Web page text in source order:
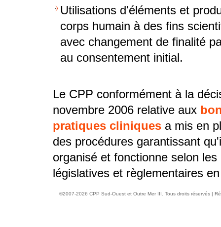
Utilisations d'éléments et
corps humain à des fins
avec changement de finalité
au consentement initial.
Le CPP conformément à la
novembre 2006 relative aux
pratiques cliniques a mis en
des procédures garantissant
organisé et fonctionne selon les
législatives et règlementaires
©2007-2026 CPP Sud-Ouest et Outre Mer III. Tous droits réservés |